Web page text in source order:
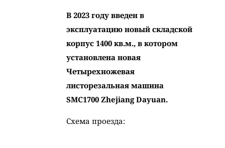
В 2023 году введен в
эксплуатацию новый складской
корпус 1400 кв.м., в котором
установлена новая
Четырехножевая
листорезальная машина
SMC1700 Zhejiang Dayuan.
Схема проезда: